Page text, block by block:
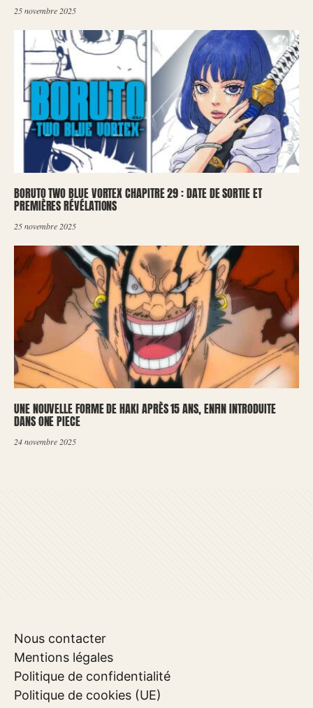
25 novembre 2025
BORUTO TWO BLUE VORTEX CHAPITRE 29 : DATE DE SORTIE ET
PREMIÈRES RÉVÉLATIONS
25 novembre 2025
UNE NOUVELLE FORME DE HAKI APRÈS 15 ANS, ENFIN INTRODUITE
DANS ONE PIECE
24 novembre 2025
Nous contacter
Mentions légales
Politique de confidentialité
Politique de cookies (UE)